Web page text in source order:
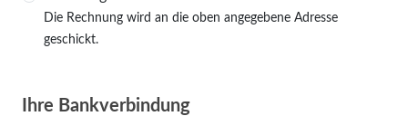
Die Rechnung wird an die oben angegebene Adresse
geschickt.
Ihre Bankverbindung